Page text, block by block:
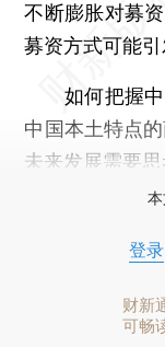
不断膨胀对募
募资方式可能引
如何把握中
中国本土特点
未来发展需要思
登录
财新
可畅